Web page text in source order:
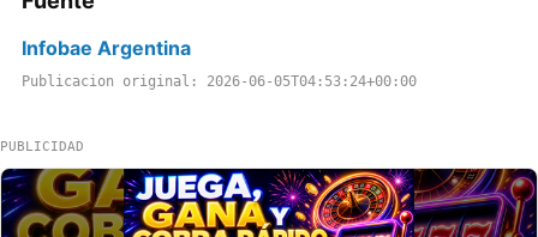
Infobae Argentina
Publicacion original: 2026-06-05T04:53:24+00:00
PUBLICIDAD